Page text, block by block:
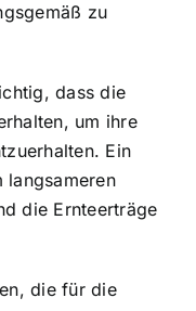
zu
dass die
um ihre
Ein
langsameren
die Ernteerträge
die für die